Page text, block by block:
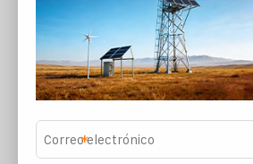
*